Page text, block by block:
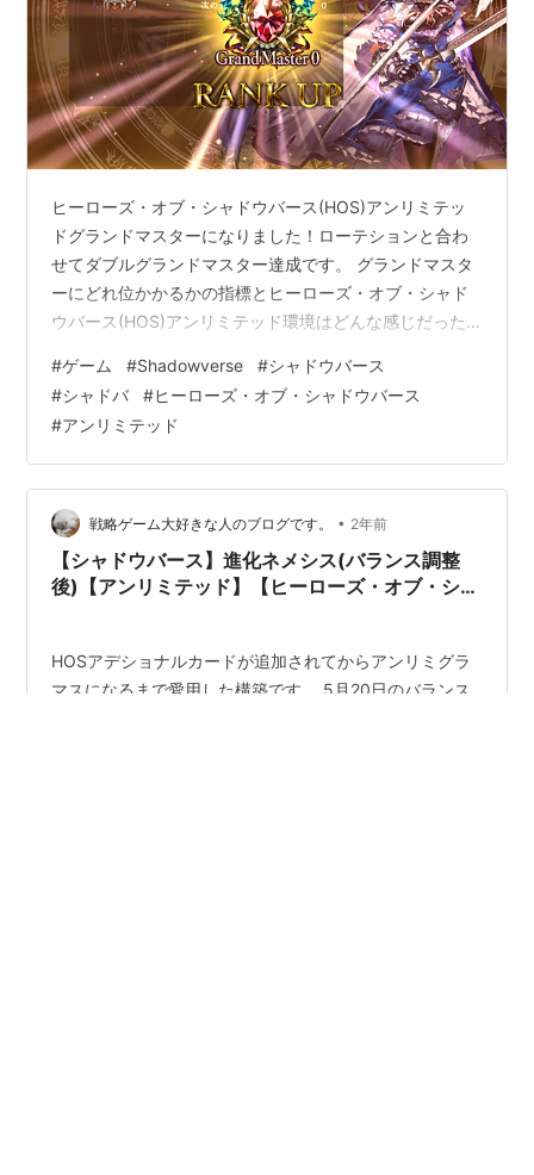
ヒーローズ・オブ・シャドウバース(HOS)アンリミテッ
ドグランドマスターになりました！ローテションと合わ
せてダブルグランドマスター達成です。 グランドマスタ
ーにどれ位かかるかの指標とヒーローズ・オブ・シャド
ウバース(HOS)アンリミテッド環境はどんな感じだった
#ゲーム #Shadowverse #シャドウバース
#シャドバ #ヒーローズ・オブ・シャドウバース
#アンリミテッド
戦略ゲーム大好きな人のブログです。 • 2年前
【シャドウバース】進化ネメシス(バランス調整
後)【アンリミテッド】【ヒーローズ・オブ・シャ